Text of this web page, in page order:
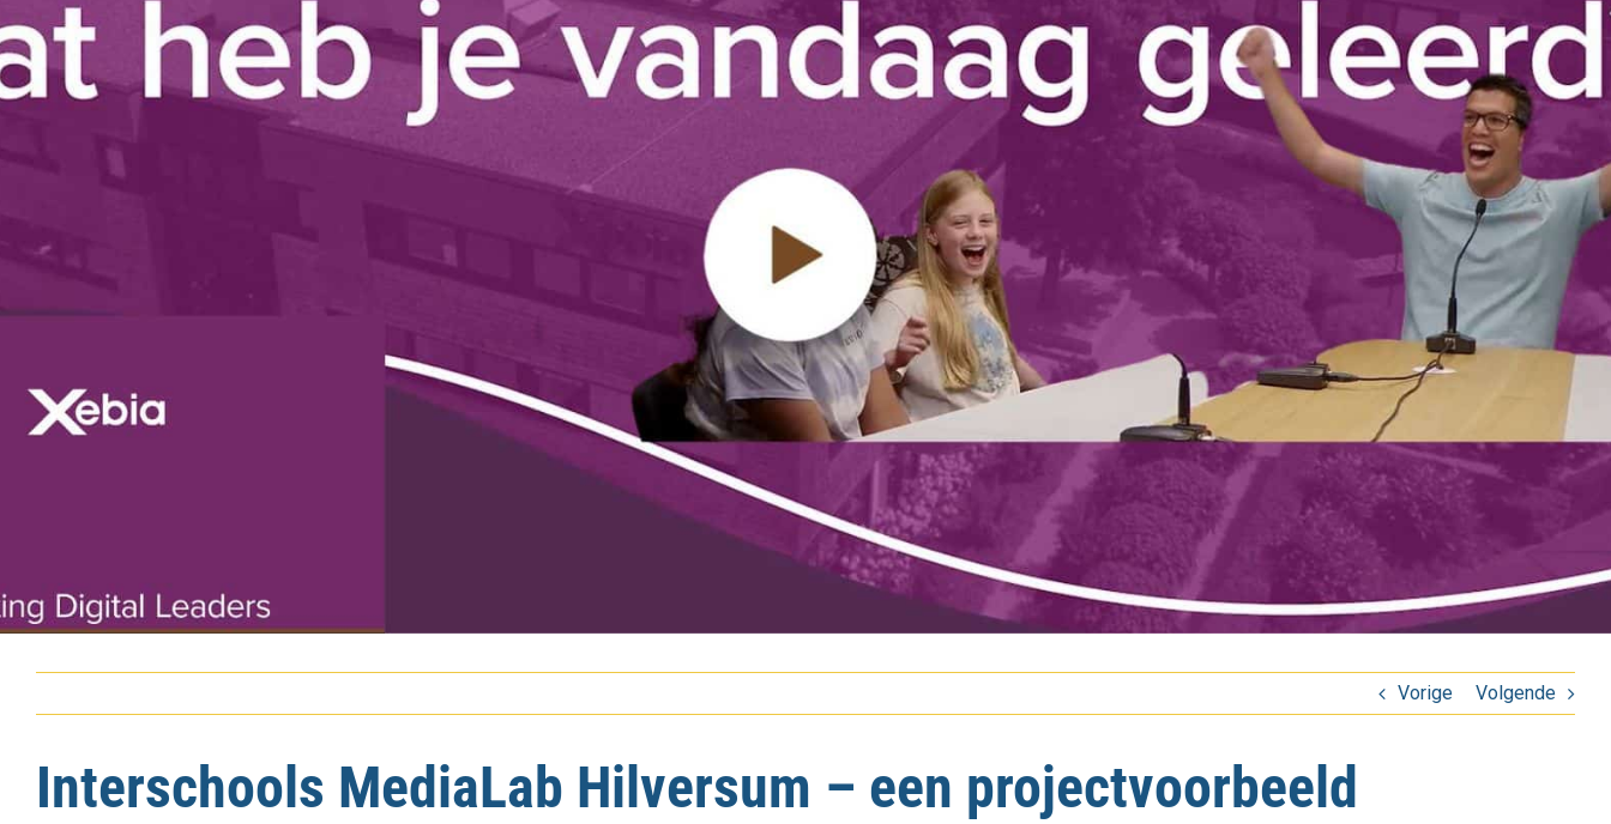
Vorige Volgende
Interschools MediaLab Hilversum – een projectvoorbeeld